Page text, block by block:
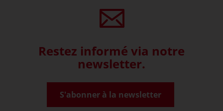
Restez informé via notre
newsletter.
S'abonner à la newsletter